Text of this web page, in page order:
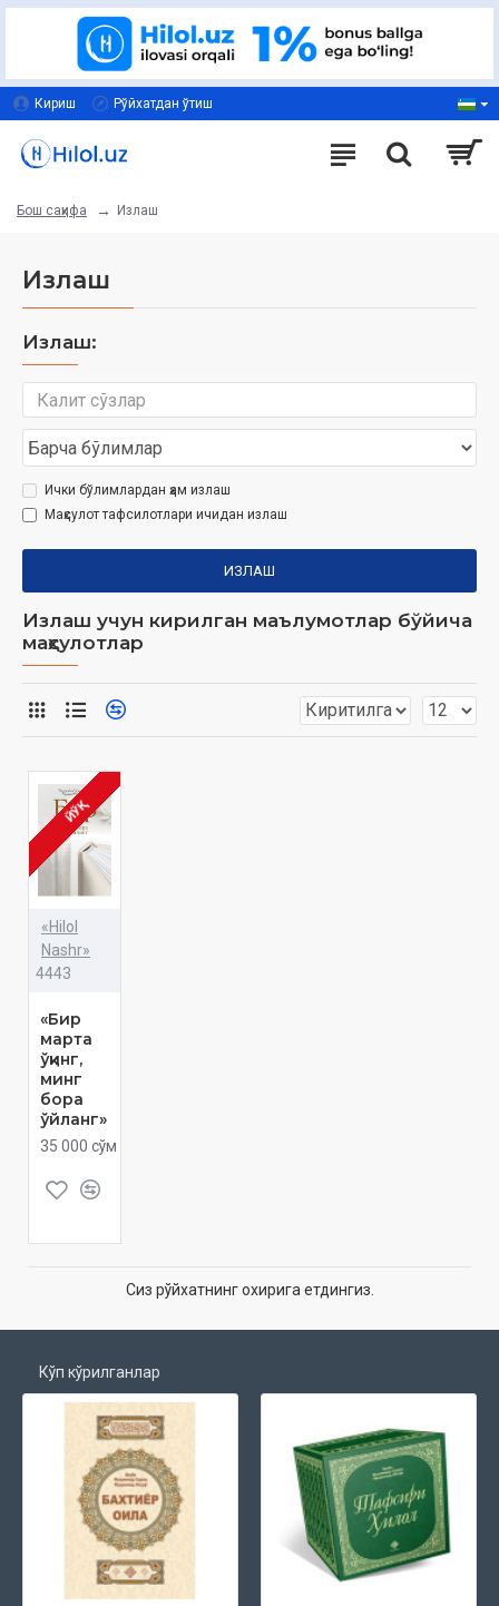
Кириш Рўйхатдан ўтиш
Бош саҳифа Излаш
Излаш
Излаш:
Ички бўлимлардан ҳам излаш
Маҳсулот тафсилотлари ичидан излаш
ИЗЛАШ
Излаш учун кирилган маълумотлар бўйича
маҳсулотлар
ЙЎҚ
«Hilol
Nashr»
4443
«Бир
марта
ўқинг,
минг
бора
ўйланг»
35 000 сўм
Сиз рўйхатнинг охирига етдингиз.
Кўп кўрилганлар